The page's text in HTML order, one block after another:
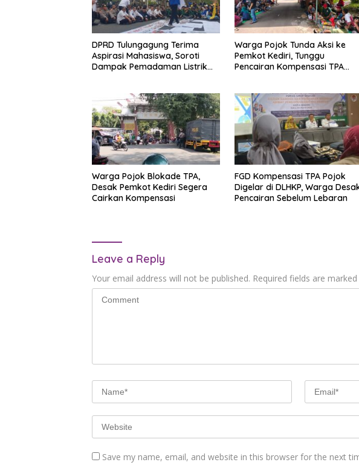
DPRD Tulungagung Terima
Aspirasi Mahasiswa, Soroti
Dampak Pemadaman Listrik
Warga Pojok Tunda Aksi ke
Pemkot Kediri, Tunggu
Pencairan Kompensasi TPA
Warga Pojok Blokade TPA,
Desak Pemkot Kediri Segera
Cairkan Kompensasi
FGD Kompensasi TPA Pojok
Digelar di DLHKP, Warga
Pencairan Sebelum Lebaran
Leave a Reply
Your email address will not be published. Required fields are marked
Save my name, email, and website in this browser for the next